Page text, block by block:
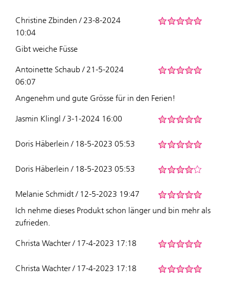
Christine Zbinden / 23-8-2024
10:04
Gibt weiche Füsse
Antoinette Schaub / 21-5-2024
06:07
Angenehm und gute Grösse für in den Ferien!
Jasmin Klingl / 3-1-2024 16:00
Doris Häberlein / 18-5-2023 05:53
Doris Häberlein / 18-5-2023 05:53
Melanie Schmidt / 12-5-2023 19:47
Ich nehme dieses Produkt schon länger und bin mehr als
zufrieden.
Christa Wachter / 17-4-2023 17:18
Christa Wachter / 17-4-2023 17:18